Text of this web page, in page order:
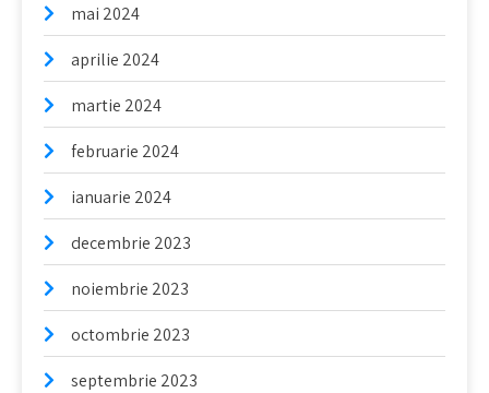
mai 2024
aprilie 2024
martie 2024
februarie 2024
ianuarie 2024
decembrie 2023
noiembrie 2023
octombrie 2023
septembrie 2023